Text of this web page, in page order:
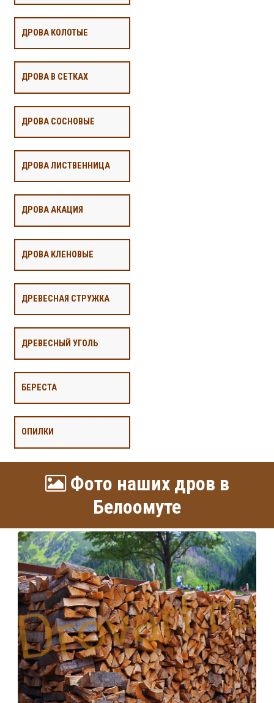
ДРОВА КОЛОТЫЕ
ДРОВА В СЕТКАХ
ДРОВА СОСНОВЫЕ
ДРОВА ЛИСТВЕННИЦА
ДРОВА АКАЦИЯ
ДРОВА КЛЕНОВЫЕ
ДРЕВЕСНАЯ СТРУЖКА
ДРЕВЕСНЫЙ УГОЛЬ
БЕРЕСТА
ОПИЛКИ
Фото наших дров в
Белоомуте